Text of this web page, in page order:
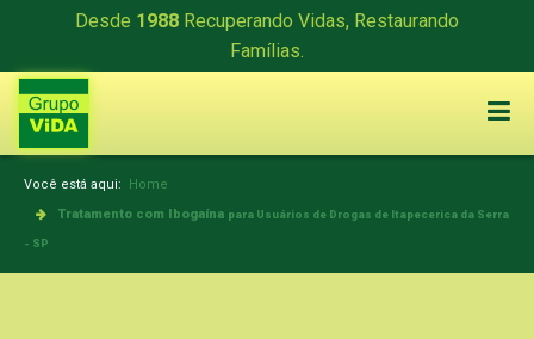
Desde 1988 Recuperando Vidas, Restaurando
Famílias.
Você está aqui: Home
Tratamento com Ibogaína para Usuários de Drogas de Itapecerica da Serra
- SP